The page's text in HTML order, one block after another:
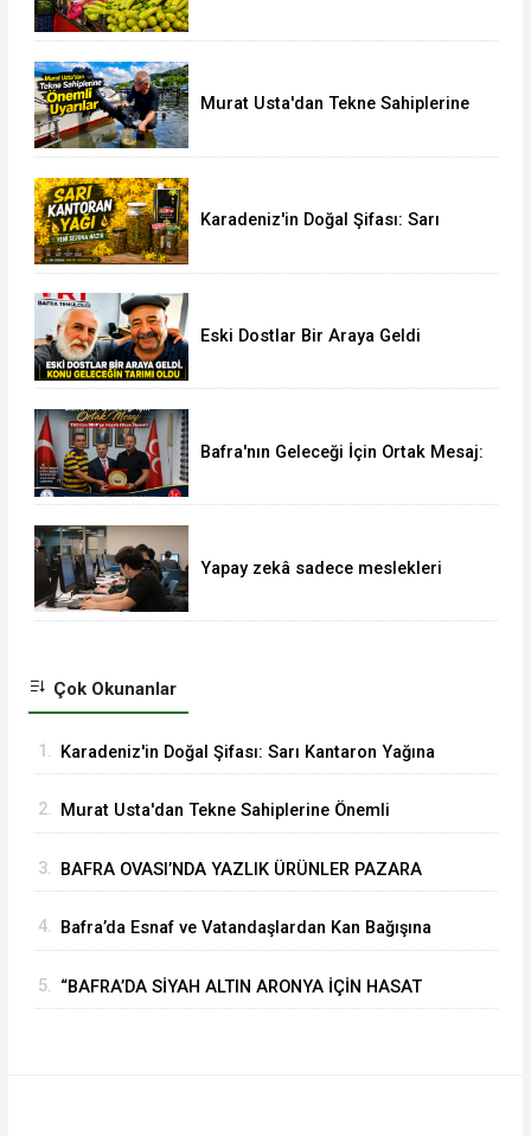
Murat Usta'dan Tekne Sahiplerine
Karadeniz'in Doğal Şifası: Sarı
Eski Dostlar Bir Araya Geldi
Bafra'nın Geleceği İçin Ortak Mesaj:
Yapay zekâ sadece meslekleri
Çok Okunanlar
1. Karadeniz'in Doğal Şifası: Sarı Kantaron Yağına
2. Murat Usta'dan Tekne Sahiplerine Önemli
3. BAFRA OVASI’NDA YAZLIK ÜRÜNLER PAZARA
4. Bafra’da Esnaf ve Vatandaşlardan Kan Bağışına
5. “BAFRA’DA SİYAH ALTIN ARONYA İÇİN HASAT